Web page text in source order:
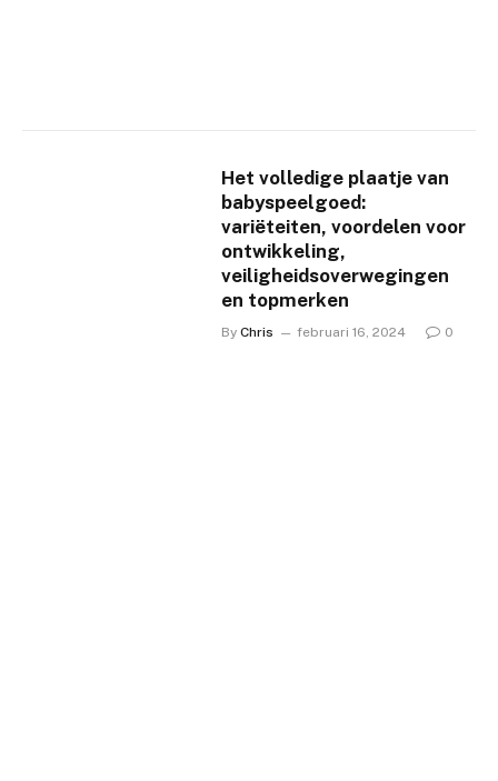
Het volledige plaatje van
babyspeelgoed:
variëteiten, voordelen voor
ontwikkeling,
veiligheidsoverwegingen
en topmerken
By Chris februari 16, 2024 0